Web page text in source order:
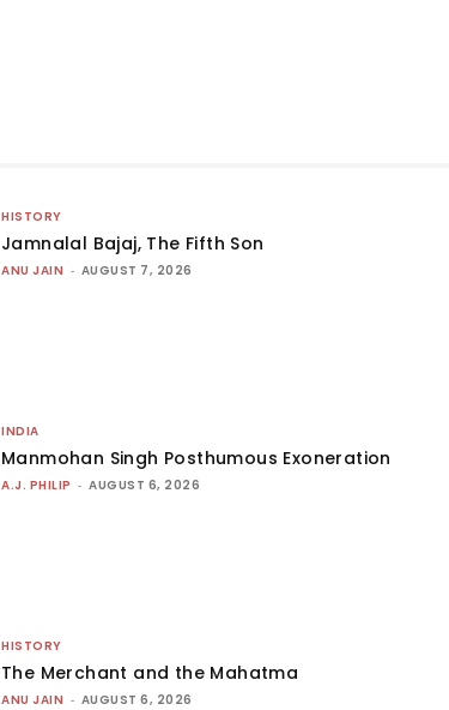
HISTORY
Jamnalal Bajaj, The Fifth Son
ANU JAIN - AUGUST 7, 2026
INDIA
Manmohan Singh Posthumous Exoneration
A.J. PHILIP - AUGUST 6, 2026
HISTORY
The Merchant and the Mahatma
ANU JAIN - AUGUST 6, 2026